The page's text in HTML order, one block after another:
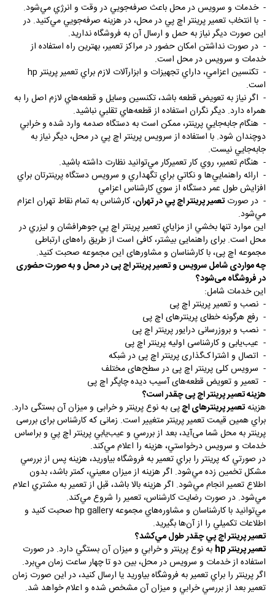
- خدمات و سرويس در محل باعث صرفه‌جويي در وقت و انرژي مي‌شود.
- با انتخاب تعمير پرينتر اچ پي در محل، در هزينه صرفه‌جويي مي‌كنيد. در
اين صورت ديگر نياز به حمل و ارسال آن به فروشگاه نداريد.
- در صورت نداشتن امكان حضور در مراكز تعمير، بهترين راه استفاده از
خدمات و سرويس در محل است.
- تكنسين اعزامي، داراي تجهيزات و ابزارآلات لازم براي تعمير پرينترhp
است.
- اگر نياز به تعويض قطعه باشد، تكنسين وسايل و قطعه‌هاي لازم اصل را به
همراه دارد. ديگر نگران استفاده از قطعه‌هاي تقلبي نباشيد.
- هنگام جابه‌جايي پرينتر، ممكن است به دستگاه صدمه وارد شده و خرابي
دوچندان شود. با استفاده از سرويس پرينتر اچ پي در محل، ديگر نياز به
جابه‌جايي نيست.
- هنگام تعمير، روي كار تعميركار مي‌توانيد نظارت داشته باشيد.
- ارائه راهنمايي‌ها و نكاتي براي تگهداري و سرويس دستگاه پرينترتان براي
افزايش طول عمر دستگاه از سوي كارشناس اعزامي
- در صورت تعمير پرينتر اچ پي در تهران، كارشناس به تمام نقاط تهران اعزام
مي‌شود.
اين‌ موارد تنها بخشي از مزاياي تعمير پرينتر اچ پي جوهرافشان و ليزري در
محل است. برای راهنمایی بیشتر، کافی است از طریق راه‌های ارتباطی
مجموعه اچ پی، با کارشناسان و مشاورهای این مجموعه صحبت کنید.
چه مواردی شامل سرویس و تعمیر پرینتر اچ پی در محل و به صورت حضوری
در فروشگاه می‌شود؟
این خدمات شامل:
- نصب و تعمیر پرینتر اچ پی
- رفع هرگونه خطای پرینترهای اچ پی
- نصب و بروزرسانی درایور پرینتر اچ پی
- عیب‌یابی و کارشناسی اولیه پرینتر اچ پی
- اتصال و اشتراک‌گذاری پرینتر اچ پی در شبکه
- سرویس کلی پرینتر اچ پی در سطح‌های مختلف
- تعمیر و تعویض قطعه‌های آسیب دیده چاپگر اچ پی
هزینه تعمیر پرینتر اچ پی چقدر است؟
هزینهتعمیر پرینترهای اچپی به نوع پرینتر و خرابی و میزان آن بستگی دارد.
براي همين قيمت تعمير پرينتر متغيير است. زمانی که کارشناس برای بررسی
پرینتر به محل شما می‌آید، بعد از بررسي و عيب‌يابي پرينتر اچ پي و براساس
خدمات و سرويس درخواستي، هزينه را اعلام مي‌كند.
در صورتي كه پرينتر را براي تعمير به فروشگاه بياوريد، هزينه پس از بررسي
مشكل تخمين زده مي‌شود. اگر هزينه از ميزان معيني، كمتر باشد، بدون
اطلاع تعمير انجام مي‌شود. اگر هزينه بالا باشد، قبل از تعمير به مشتري اعلام
مي‌شود. در صورت رضايت كارشناس، تعمير را شروع مي‌كند.
مي‌توانيد با كارشناسان و مشاوره‌هاي مجموعهhp gallery صحبت كنيد و
اطلاعات تكميلي را از آن‌ها بگيريد.
تعمير پرينتر اچ پي چقدر طول مي‌كشد؟
تعمير پرينترhp به نوع پرينتر و خرابي و ميزان آن بستگي دارد. در صورت
استفاده از خدمات و سرويس در محل، بين دو تا چهار ساعت زمان مي‌برد.
اگر پرينتر را براي تعمير به فروشگاه بياوريد يا ارسال كنيد، در اين صورت زمان
تعمير بعد از بررسي خرابي و ميزان آن مشخص شده و اعلام خواهد شد.